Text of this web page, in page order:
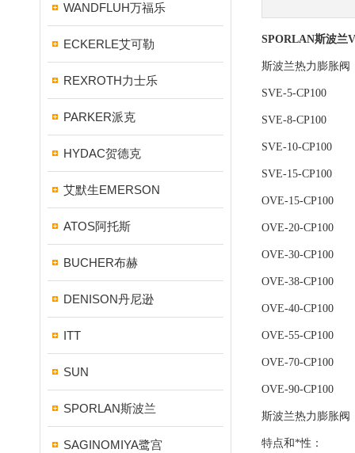
WANDFLUH万福乐
ECKERLE艾可勒
REXROTH力士乐
PARKER派克
HYDAC贺德克
艾默生EMERSON
ATOS阿托斯
BUCHER布赫
DENISON丹尼逊
ITT
SUN
SPORLAN斯波兰
SAGINOMIYA鹭宫
SPORLAN斯波兰
斯波兰热力膨胀阀
SVE-5-CP100
SVE-8-CP100
SVE-10-CP100
SVE-15-CP100
OVE-15-CP100
OVE-20-CP100
OVE-30-CP100
OVE-38-CP100
OVE-40-CP100
OVE-55-CP100
OVE-70-CP100
OVE-90-CP100
斯波兰热力膨胀阀
特点和*性：